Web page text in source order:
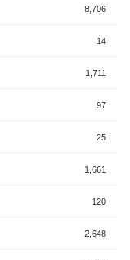
8,706
14
1,711
97
25
1,661
120
2,648